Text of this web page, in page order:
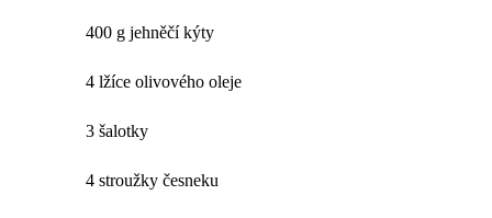
400 g jehněčí kýty
4 lžíce olivového oleje
3 šalotky
4 stroužky česneku